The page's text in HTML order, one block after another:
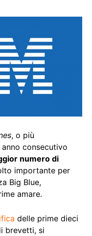
, o più
anno consecutivo
numero di
importante per
Big Blue,
amare.
delle prime dieci
brevetti, si